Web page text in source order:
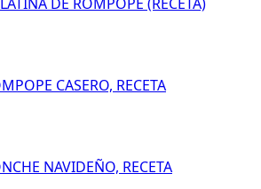
CASERO, RECETA
NAVIDEÑO, RECETA